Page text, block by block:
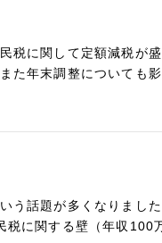
税に関して定額減税が
た年末調整についても
話題が多くなりまし
に関する壁（年収